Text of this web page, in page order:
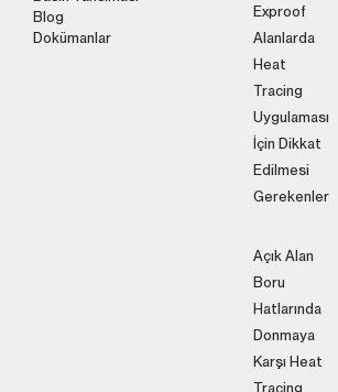
Blog
Dokümanlar
Exproof
Alanlarda
Heat
Tracing
Uygulaması
İçin Dikkat
Edilmesi
Gerekenler
Açık Alan
Boru
Hatlarında
Donmaya
Karşı Heat
Tracing